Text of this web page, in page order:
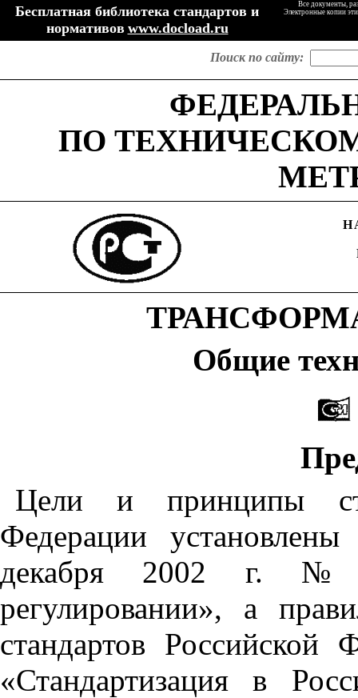
Бесплатная библиотека стандартов и
нормативов www.docload.ru
Все документы,
Электронные копии
Поиск по сайту:
ПО
Общие
Цели
и принципы
Федерации
установлены
декабря
2002 г.
регулировании», а
стандартов
Российской
«Стандартизация
в